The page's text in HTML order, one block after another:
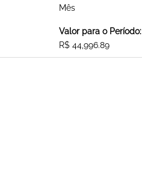
Mês
Valor para o Período:
R$ 44,996.89